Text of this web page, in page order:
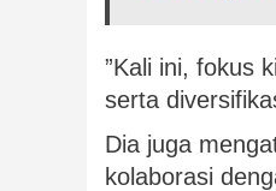
”Kali ini, fokus
serta
Dia juga
kolaborasi